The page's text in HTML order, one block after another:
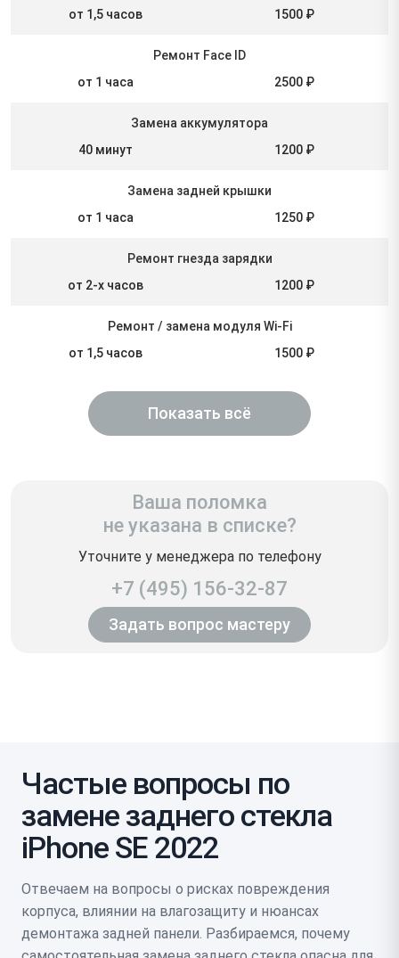
от 1,5 часов 1500 ₽
Ремонт Face ID
от 1 часа
2500 ₽
Замена аккумулятора
40 минут
1200 ₽
Замена задней крышки
от 1 часа
1250 ₽
Ремонт гнезда зарядки
от 2-х часов
1200 ₽
Ремонт / замена модуля Wi-Fi
от 1,5 часов
1500 ₽
Показать всё
Ваша поломка
не указана в списке?
Уточните у менеджера по телефону
+7 (495) 156-32-87
Задать вопрос мастеру
Частые вопросы по
замене заднего стекла
iPhone SE 2022
Отвечаем на вопросы о рисках повреждения
корпуса, влиянии на влагозащиту и нюансах
демонтажа задней панели. Разбираемся, почему